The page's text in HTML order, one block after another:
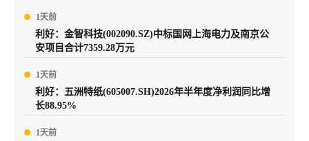
1天前
利好：金智科技(002090.SZ)中标国网上海电力及南京公
安项目合计7359.28万元
1天前
利好：五洲特纸(605007.SH)2026年半年度净利润同比增
长88.95%
1天前